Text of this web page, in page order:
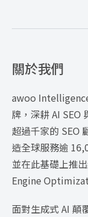
關於我們
awoo
牌，深耕 AI SEO
超過千家的 SEO
造全球服務逾
並在此基礎上推
Engine
面對生成式 AI 顛